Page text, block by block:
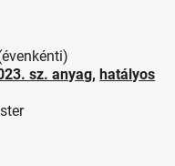
sz. anyag,hatályos